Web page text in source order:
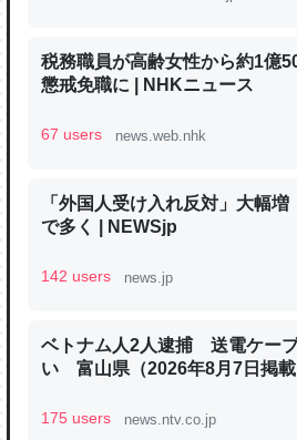
論文では「淡水はカルシウムも酸
は」とあって面白い。海にいる
チンを強化してる筈だが、酵素が
類だと殻を無くしてナメクジにな
─ニュース :: 【研究発表】昆虫学の大問
税務職員が高齢女性から約1億
懲戒免職に | NHKニュース
67 users news.web.nhk
「外国人受け入れ反対」大幅
で多く | NEWSjp
142 users news.jp
ベトナム人2人逮捕 送電ケー
い 富山県（2026年8月7日掲
175 users news.ntv.co.jp